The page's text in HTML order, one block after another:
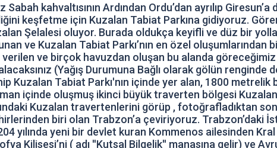
kahvaltısının Ardından Ordu’dan ayrılıp
keşfetme için Kuzalan Tabiat Parkına gidiyoruz.
Şelalesi oluyor. Burada oldukça keyifli ve düz bir
ve Kuzalan Tabiat Parkı’nın en özel oluşumlarından
verilen ve birçok havuzdan oluşan bu alanda
(Yağış Durumuna Bağlı olarak gölün renginde
Kuzalan Tabiat Parkı'nın içinde yer alan, 1800 metrelik
içinde oluşmuş ikinci büyük traverten bölgesi
Kuzalan travertenlerini görüp , fotoğrafladıktan
biri olan Trabzon’a çeviriyoruz. Trabzon’daki
yılında yeni bir devlet kuran Kommenos ailesinden
Kilisesi’ni ( adı ''Kutsal Bilgelik'' manasına gelir) ve